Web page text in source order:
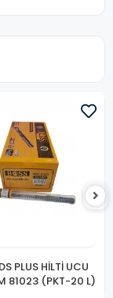
PLUS HİLTİ UCU
81023 (PKT-20 L)